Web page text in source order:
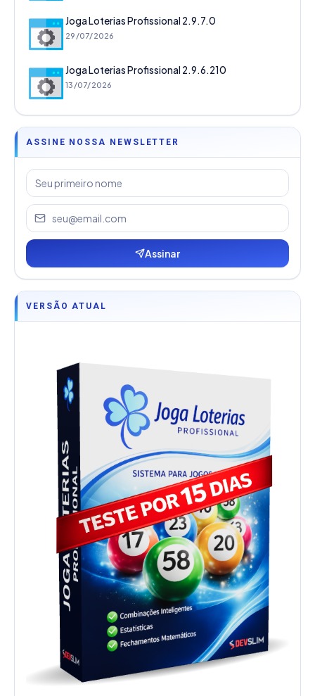
Joga Loterias Profissional 2.9.7.0
29/07/2026
Joga Loterias Profissional 2.9.6.210
13/07/2026
ASSINE NOSSA NEWSLETTER
Assinar
VERSÃO ATUAL